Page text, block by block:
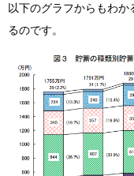
以下のグラフからもわ
るのです。